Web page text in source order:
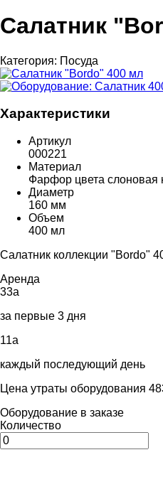
Салатник
Категория: Посуда
Характеристики
Артикул
000221
Материал
Фарфор цвета слоновая
Диаметр
160 мм
Объем
400 мл
Салатник коллекции "Bordo"
Аренда
33a
за первые 3 дня
11a
каждый последующий день
Цена утраты оборудования
Оборудование в заказе
Количество